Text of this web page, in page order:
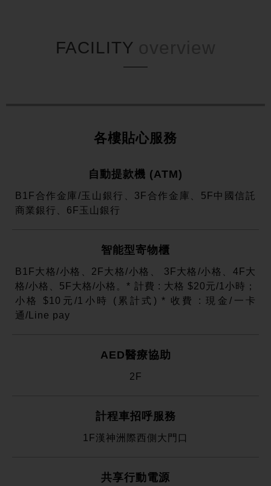
FACILITY
各樓貼心服務
自動提款機 (ATM)
B1F合作金庫/玉山銀行、3F合作金庫、5F中國信託
商業銀行、6F玉山銀行
智能型寄物櫃
B1F大格/小格、2F大格/小格、 3F大格/小格、4F大
格/小格、5F大格/小格。* 計費 : 大格 $20元/1小時；
小格 $10元/1小時 (累計式) * 收費 : 現金/一卡
通/Line pay
AED醫療協助
2F
計程車招呼服務
1F漢神洲際西側大門口
共享行動電源